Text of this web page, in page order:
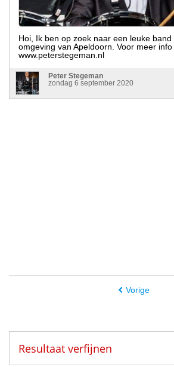
Hoi, Ik ben op zoek naar een leuke
omgeving van Apeldoorn. Voor meer
www.peterstegeman.nl
Peter Stegeman
zondag 6 september 2020
Vorige
Resultaat verfijnen